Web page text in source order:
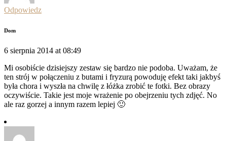
Odpowiedz
Dom
6 sierpnia 2014 at 08:49
Mi osobiście dzisiejszy zestaw się bardzo nie podoba. Uważam, że
ten strój w połączeniu z butami i fryzurą powoduję efekt taki jakbyś
była chora i wyszła na chwilę z łóżka zrobić te fotki. Bez obrazy
oczywiście. Takie jest moje wrażenie po obejrzeniu tych zdjęć. No
ale raz gorzej a innym razem lepiej 🙂